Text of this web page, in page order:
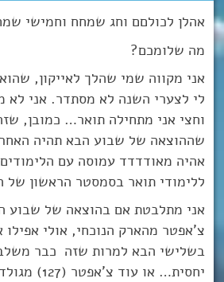
אהלן לכולםם וחג שמחח וחמישי
מה שלומכם?
אני מקווה שמי שהלך לאייקון,
לי לצערי השנה לא מסתדר. אני לא
וחצי אני מתחילה תואר… כמובן,
שההוצאה של שבוע הבא תהיה
אהיה מאודדדד עמוסה עם
ללימודי תואר בסמסטר הראשון של
אני מתלבטת אם בהוצאה של שבוע
צ’אפטר מהארק הנוכחי, אולי
בשלישי הבא למרות שזה כבר
יחסית… או עוד צ’אפטר (127) מגולד אוול.